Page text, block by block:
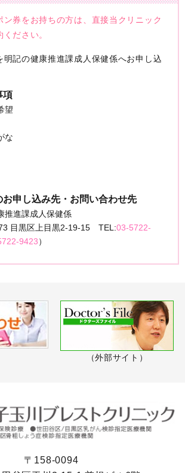
券をお持ちの方は、直接当クリニック
ださい。
明記の健康推進課成人保健係へお申し込
項
望
な
お申し込み先・お問い合わせ先
進課成人保健係
目黒区上目黒2-19-15 TEL:03-5722-
9423）
（外部サイト）
〒158-0094